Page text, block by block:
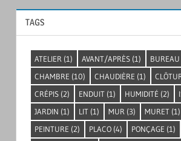
TAGS
ATELIER (1) AVANT/APRÈS (1) BUREAU
CHAMBRE (10) CHAUDIÈRE (1)
CRÉPIS (2) ENDUIT (1) HUMIDITÉ (2)
JARDIN (1) LIT (1) MUR (3) MURET (1)
PEINTURE (2) PLACO (4) PONÇAGE (1)